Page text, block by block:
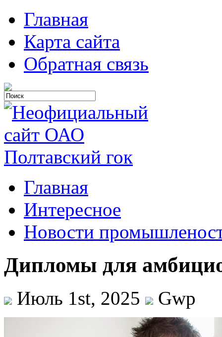
Главная
Карта сайта
Обратная связь
Главная
Интересное
Новости
Дипломы для
Июль 1st, 2025 Gwp